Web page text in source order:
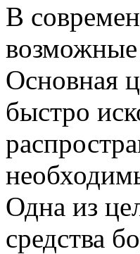
В
возможные
Основная
быстро
Одна из
средства